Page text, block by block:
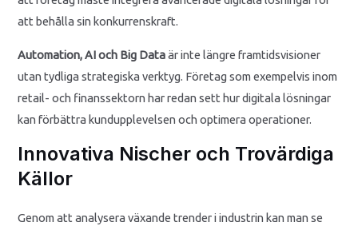
att behålla sin konkurrenskraft.
Automation, AI och Big Dataär inte längre framtidsvisioner
utan tydliga strategiska verktyg. Företag som exempelvis inom
retail- och finanssektorn har redan sett hur digitala lösningar
kan förbättra kundupplevelsen och optimera operationer.
Innovativa Nischer och Trovärdiga
Källor
Genom att analysera växande trender i industrin kan man se